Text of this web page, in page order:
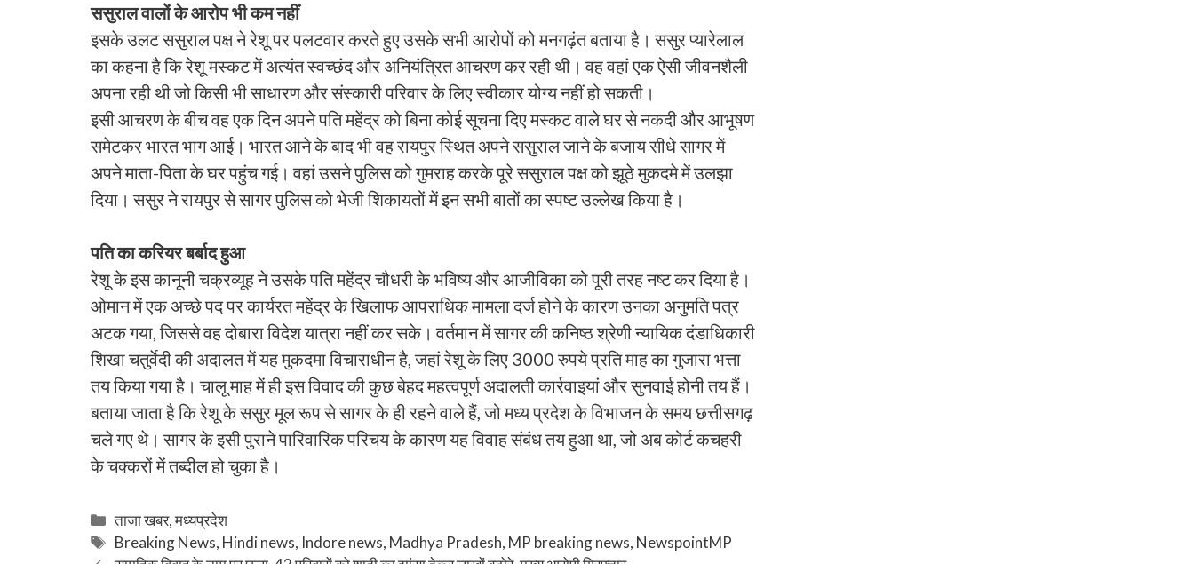
ससुराल वालों के आरोप भी कम नहीं
इसके उलट ससुराल पक्ष ने रेशू पर पलटवार करते हुए उसके सभी आरोपों को मनगढ़ंत बताया है। ससुर प्यारेलाल
का कहना है कि रेशू मस्कट में अत्यंत स्वच्छंद और अनियंत्रित आचरण कर रही थी। वह वहां एक ऐसी जीवनशैली
अपना रही थी जो किसी भी साधारण और संस्कारी परिवार के लिए स्वीकार योग्य नहीं हो सकती।
इसी आचरण के बीच वह एक दिन अपने पति महेंद्र को बिना कोई सूचना दिए मस्कट वाले घर से नकदी और आभूषण
समेटकर भारत भाग आई। भारत आने के बाद भी वह रायपुर स्थित अपने ससुराल जाने के बजाय सीधे सागर में
अपने माता-पिता के घर पहुंच गई। वहां उसने पुलिस को गुमराह करके पूरे ससुराल पक्ष को झूठे मुकदमे में उलझा
दिया। ससुर ने रायपुर से सागर पुलिस को भेजी शिकायतों में इन सभी बातों का स्पष्ट उल्लेख किया है।
पति का करियर बर्बाद हुआ
रेशू के इस कानूनी चक्रव्यूह ने उसके पति महेंद्र चौधरी के भविष्य और आजीविका को पूरी तरह नष्ट कर दिया है।
ओमान में एक अच्छे पद पर कार्यरत महेंद्र के खिलाफ आपराधिक मामला दर्ज होने के कारण उनका अनुमति पत्र
अटक गया, जिससे वह दोबारा विदेश यात्रा नहीं कर सके। वर्तमान में सागर की कनिष्ठ श्रेणी न्यायिक दंडाधिकारी
शिखा चतुर्वेदी की अदालत में यह मुकदमा विचाराधीन है, जहां रेशू के लिए 3000 रुपये प्रति माह का गुजारा भत्ता
तय किया गया है। चालू माह में ही इस विवाद की कुछ बेहद महत्वपूर्ण अदालती कार्रवाइयां और सुनवाई होनी तय हैं।
बताया जाता है कि रेशू के ससुर मूल रूप से सागर के ही रहने वाले हैं, जो मध्य प्रदेश के विभाजन के समय छत्तीसगढ़
चले गए थे। सागर के इसी पुराने पारिवारिक परिचय के कारण यह विवाह संबंध तय हुआ था, जो अब कोर्ट कचहरी
के चक्करों में तब्दील हो चुका है।
Categories
ताजा खबर,मध्यप्रदेश
Tags
Breaking News, Hindi news, Indore news, Madhya Pradesh, MP breaking news, NewspointMP